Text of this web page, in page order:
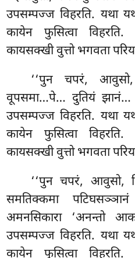
उपसम्पज्ज विहरति. यथा
कायेन फुसित्वा विहरति.
कायसक्खी वुत्तो भगवता
‘‘पुनचपरं, आवुसो,
वूपसमा…पे… दुतियं
उपसम्पज्ज विहरति. यथा
कायेन फुसित्वा
कायसक्खी वुत्तो भगवता
‘‘पुन चपरं, आवुसो,
समतिक्कमा
अमनसिकारा ‘अनन्तो
उपसम्पज्ज विहरति. यथा
कायेन फुसित्वा